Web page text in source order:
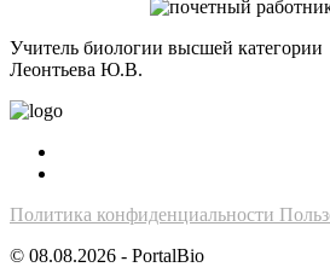
Учитель биологии высшей категории
Леонтьева Ю.В.
Политика конфиденциальности
© 08.08.2026 - PortalBio